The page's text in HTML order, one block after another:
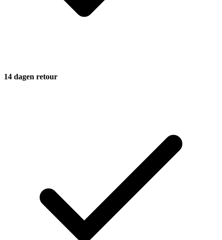
14 dagen retour